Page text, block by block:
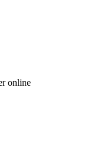
online